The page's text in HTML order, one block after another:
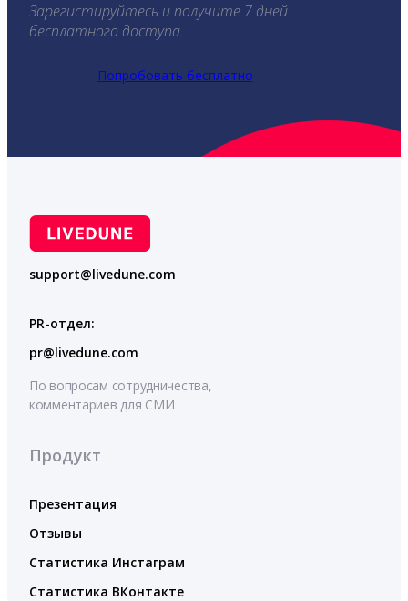
Зарегистируйтесь и получите 7 дней
бесплатного доступа.
Попробовать бесплатно
support@livedune.com
PR-отдел:
pr@livedune.com
По вопросам сотрудничества,
комментариев для СМИ
Продукт
Презентация
Отзывы
Статистика Инстаграм
Статистика ВКонтакте